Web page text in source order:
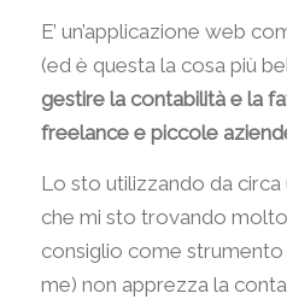
E’ un’applicazione web
(ed è questa la cosa più
gestire la contabilità e la
freelance e piccole
Lo sto utilizzando da
che mi sto trovando
consiglio come
me) non apprezza la